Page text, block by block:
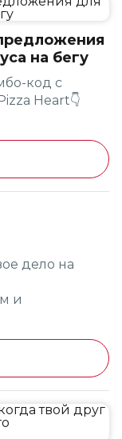
один раз
не
может
правилам.
Классик
Пепперони
Цезарь,
по-
Фермерская
на бегу
код с
Heart👇
дело на
и
график